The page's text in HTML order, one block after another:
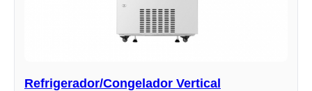
Refrigerador/Congelador Vertical